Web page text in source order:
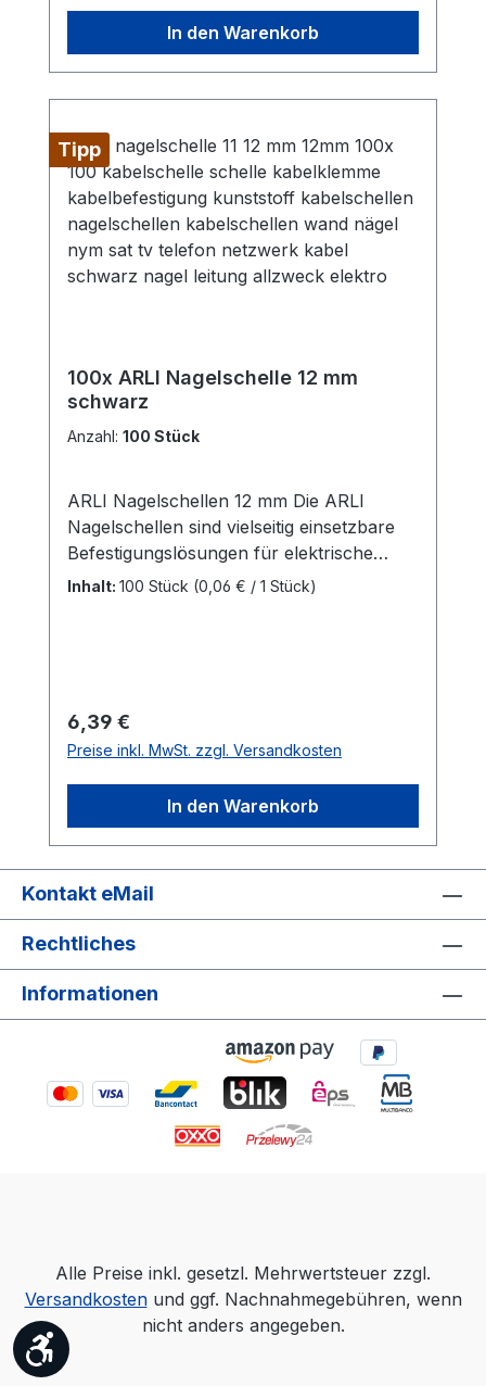
WeißLieferumfang: 100x ARLI
Nagelschelle 12mmIn den Warenkorb
Tipp
100x ARLI Nagelschelle 12 mm
schwarz
Anzahl: 100 Stück
ARLI Nagelschellen 12 mm Die ARLI
Nagelschellen sind vielseitig einsetzbare
Befestigungslösungen für elektrische
Leitungen und Kabel mit einem
einer Länge von 25,4 mm für eine
schnelle und einfache Montage Material:
Polyethylen (PE) Farbe:
SchwarzLieferumfang: 100x ARLI
Nagelschelle 12mm
Inhalt: 100 Stück (0,06 € / 1 Stück)
Regulärer Preis:
6,39 €
Preise inkl. MwSt. zzgl. Versandkosten
In den Warenkorb
Kontakt eMail
Rechtliches
Informationen
Alle Preise inkl. gesetzl. Mehrwertsteuer zzgl.
Versandkostenund ggf. Nachnahmegebühren, wenn
nicht anders angegeben.
Werkzeugleiste anzeigen